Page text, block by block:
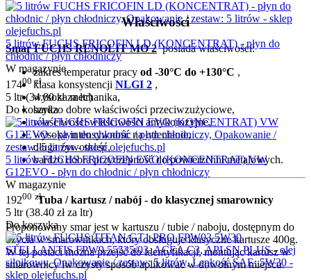
Właściwości
Smar FUCHS RENOLIT MO 2 posiada właściwości:
zakres temperatur pracy od -30°C do +130°C ,
klasa konsystencji NLGI 2 ,
wysoka mechanika,
bardzo dobre właściwości przeciwzużyciowe,
właściwości właściwości antykorozyjne,
wysoka intensywność na utlenianie,
długa żywotność,
bardzo dobra przyczepność do powierzchni metalowych.
Tuba / kartusz / nabój - do klasycznej smarownicy
Proponowany smar jest w kartuszu / tubie / naboju, dostępnym do
użycia w smarownikach, który obsługuje klasyczne kartusze 400g.
W tej postaci można przejść do identyfikacji, montując kartusz w
smarownicy iw czysty sposób aplikować w dowolnym miejscu.
5 litrów FUCHS FRICOFIN LD (KONCENTRAT) - płyn do
chłodnic / płyn chłodniczy
W magazynie
17400 zł
5 ltr (34.80złza ltr)
Do koszyka
5 litrów FUCHS FRICOFIN EVO (KONCENTRAT) VW
G12EVO - płyn do chłodnic / płyn chłodniczy
W magazynie
19200 zł
5 ltr (38.40 złza ltr)
Do koszyka